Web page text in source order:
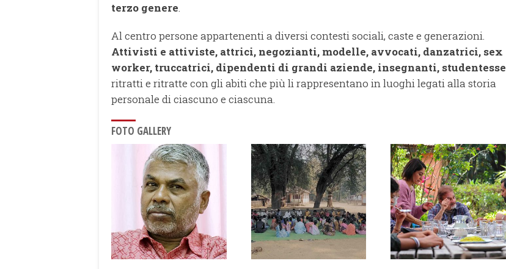
terzo genere.
Al centro persone appartenenti a diversi contesti sociali, caste e generazioni.
Attivisti e attiviste, attrici, negozianti, modelle, avvocati, danzatrici, sex
worker, truccatrici, dipendenti di grandi aziende, insegnanti, studentesse
ritratti e ritratte con gli abiti che più li rappresentano in luoghi legati alla storia
personale di ciascuno e ciascuna.
FOTO GALLERY